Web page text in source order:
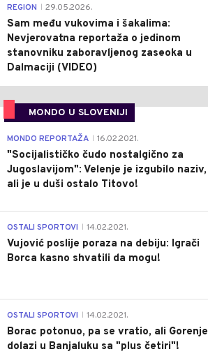
REGION 29.05.2026.
Sam među vukovima i šakalima:
Nevjerovatna reportaža o jedinom
stanovniku zaboravljenog zaseoka u
Dalmaciji (VIDEO)
MONDO U SLOVENIJI
MONDO REPORTAŽA 16.02.2021.
"Socijalističko čudo nostalgično za
Jugoslavijom": Velenje je izgubilo naziv,
ali je u duši ostalo Titovo!
OSTALI SPORTOVI 14.02.2021.
Vujović poslije poraza na debiju: Igrači
Borca kasno shvatili da mogu!
OSTALI SPORTOVI 14.02.2021.
Borac potonuo, pa se vratio, ali Gorenje
dolazi u Banjaluku sa "plus četiri"!